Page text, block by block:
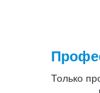
Только